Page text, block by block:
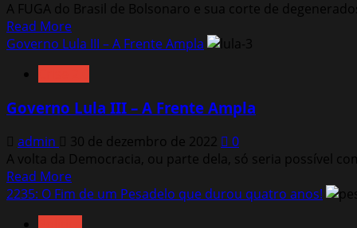
A FUGA do Brasil de Bolsonaro e sua corte de
Read MoreRead
more
Outra
da
Família
Real,
os
Bolsonaros
Governo Lula III – A Frente Ampla
Governo Lula III – A Frente Ampla
admin 30 de dezembro de 2022
0
A volta da Democracia, ou parte dela, só seria possível
Read MoreRead
more
2235: O Fim de um Pesadelo que durou quatro anos!